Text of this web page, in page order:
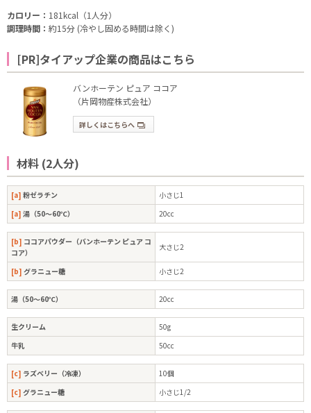
カロリー： 181kcal（1人分）
調理時間： 約15分 (冷やし固める時間は除く)
[PR]タイアップ企業の商品はこちら
バンホーテン ピュア ココア
（片岡物産株式会社）
詳しくはこちらへ
材料 (2人分)
[a] 粉ゼラチン
小さじ1
[a] 湯（50～60℃） 20cc
[b] ココアパウダー（バンホーテン ピュア コ
コア）
大さじ2
[b] グラニュー糖 小さじ2
湯（50～60℃） 20cc
生クリーム
50g
牛乳
50cc
[c] ラズベリー（冷凍）
10個
[c] グラニュー糖 小さじ1/2